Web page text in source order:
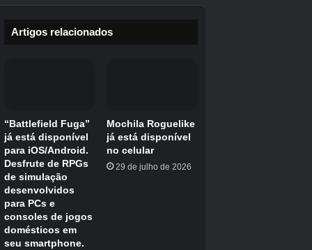
certas áreas do mundo.
/worldborder [tempo]: Ajusta as bordas do mundo para
limitar ou expandir o espaço jogável.
Comandos Exclusivos para
Minecraft Windows 10 Edition